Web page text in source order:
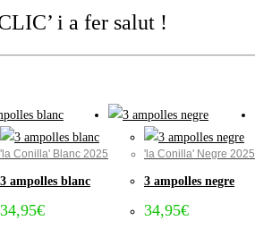
i a fer salut !
'la Conilla' Blanc 2025
3 ampolles blanc
34,95€
'la Conilla' Negre 2025
3 ampolles negre
34,95€